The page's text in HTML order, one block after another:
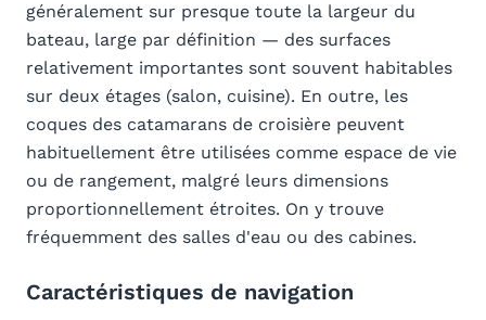
généralement sur presque toute la largeur du
bateau, large par définition — des surfaces
relativement importantes sont souvent habitables
sur deux étages (salon, cuisine). En outre, les
coques des catamarans de croisière peuvent
habituellement être utilisées comme espace de vie
ou de rangement, malgré leurs dimensions
proportionnellement étroites. On y trouve
fréquemment des salles d'eau ou des cabines.
Caractéristiques de navigation